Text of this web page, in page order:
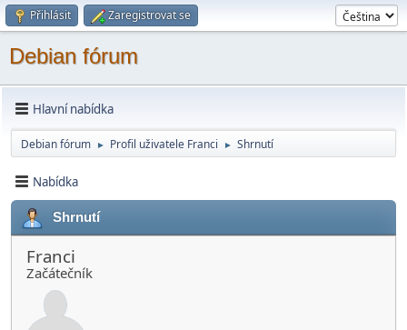
Přihlásit Zaregistrovat se
Debian fórum
Hlavní nabídka
Debian fórum ► Profil uživatele Franci ► Shrnutí
Nabídka
Shrnutí
Franci
Začátečník